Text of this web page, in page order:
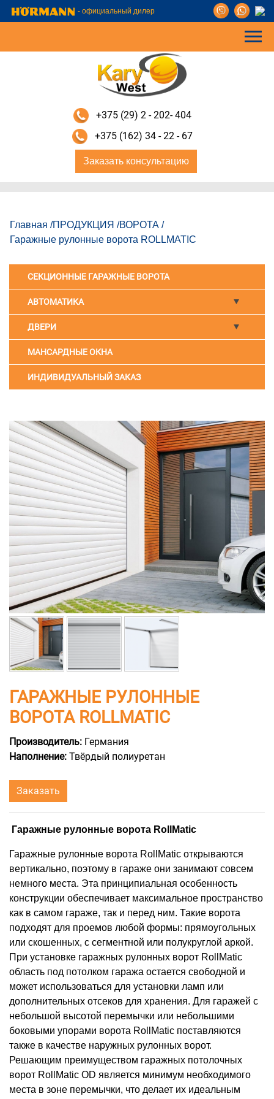
- официальный дилер
+375 (29) 2 - 202- 404
+375 (162) 34 - 22 - 67
Заказать консультацию
Главная /ПРОДУКЦИЯ /ВОРОТА /
Гаражные рулонные ворота ROLLMATIC
СЕКЦИОННЫЕ ГАРАЖНЫЕ ВОРОТА
АВТОМАТИКА
ДВЕРИ
МАНСАРДНЫЕ ОКНА
ИНДИВИДУАЛЬНЫЙ ЗАКАЗ
ГАРАЖНЫЕ РУЛОННЫЕ
ВОРОТА ROLLMATIC
Производитель: Германия
Наполнение: Твёрдый полиуретан
Заказать
Гаражные рулонные ворота RollMatic
Гаражные рулонные ворота RollMatic открываются
вертикально, поэтому в гараже они занимают совсем
немного места. Эта принципиальная особенность
конструкции обеспечивает максимальное пространство
как в самом гараже, так и перед ним. Такие ворота
подходят для проемов любой формы: прямоугольных
или скошенных, с сегментной или полукруглой аркой.
При установке гаражных рулонных ворот RollMatic
область под потолком гаража остается свободной и
может использоваться для установки ламп или
дополнительных отсеков для хранения. Для гаражей с
небольшой высотой перемычки или небольшими
боковыми упорами ворота RollMatic поставляются
также в качестве наружных рулонных ворот.
Решающим преимуществом гаражных потолочных
ворот RollMatic OD является минимум необходимого
места в зоне перемычки, что делает их идеальным